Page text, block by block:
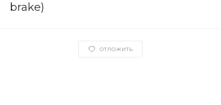
brake)
ОТЛОЖИТЬ